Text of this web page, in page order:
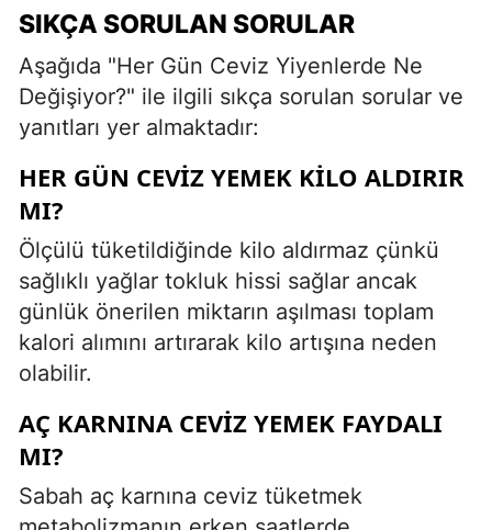
SIKÇA SORULAN SORULAR
Aşağıda "Her Gün Ceviz Yiyenlerde Ne
Değişiyor?" ile ilgili sıkça sorulan sorular ve
yanıtları yer almaktadır:
HER GÜN CEVIZ YEMEK KILO ALDIRIR
MI?
Ölçülü tüketildiğinde kilo aldırmaz çünkü
sağlıklı yağlar tokluk hissi sağlar ancak
günlük önerilen miktarın aşılması toplam
kalori alımını artırarak kilo artışına neden
olabilir.
AÇ KARNINA CEVIZ YEMEK FAYDALI
MI?
Sabah aç karnına ceviz tüketmek